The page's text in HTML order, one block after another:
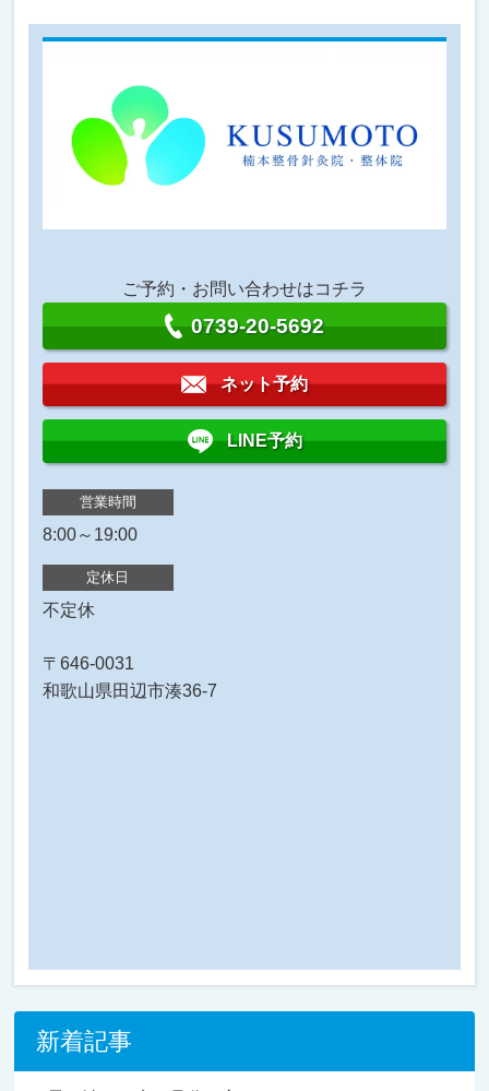
ご予約・お問い合わせはコチラ
0739-20-5692
ネット予約
LINE予約
営業時間
8:00～19:00
定休日
不定休
〒646-0031
和歌山県田辺市湊36-7
新着記事